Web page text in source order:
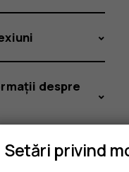
despre
Setări privind